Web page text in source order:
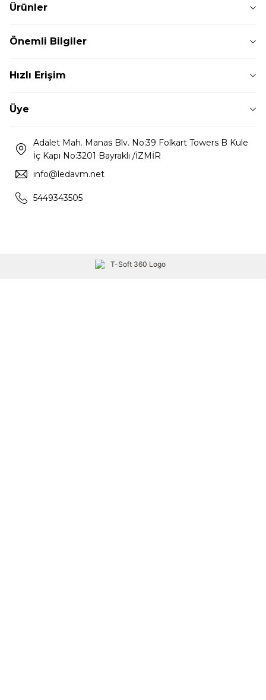
Ürünler
Önemli Bilgiler
Hızlı Erişim
Üye
Adalet Mah. Manas Blv. No:39 Folkart Towers B Kule
İç Kapı No:3201 Bayraklı /İZMİR
info@ledavm.net
5449343505